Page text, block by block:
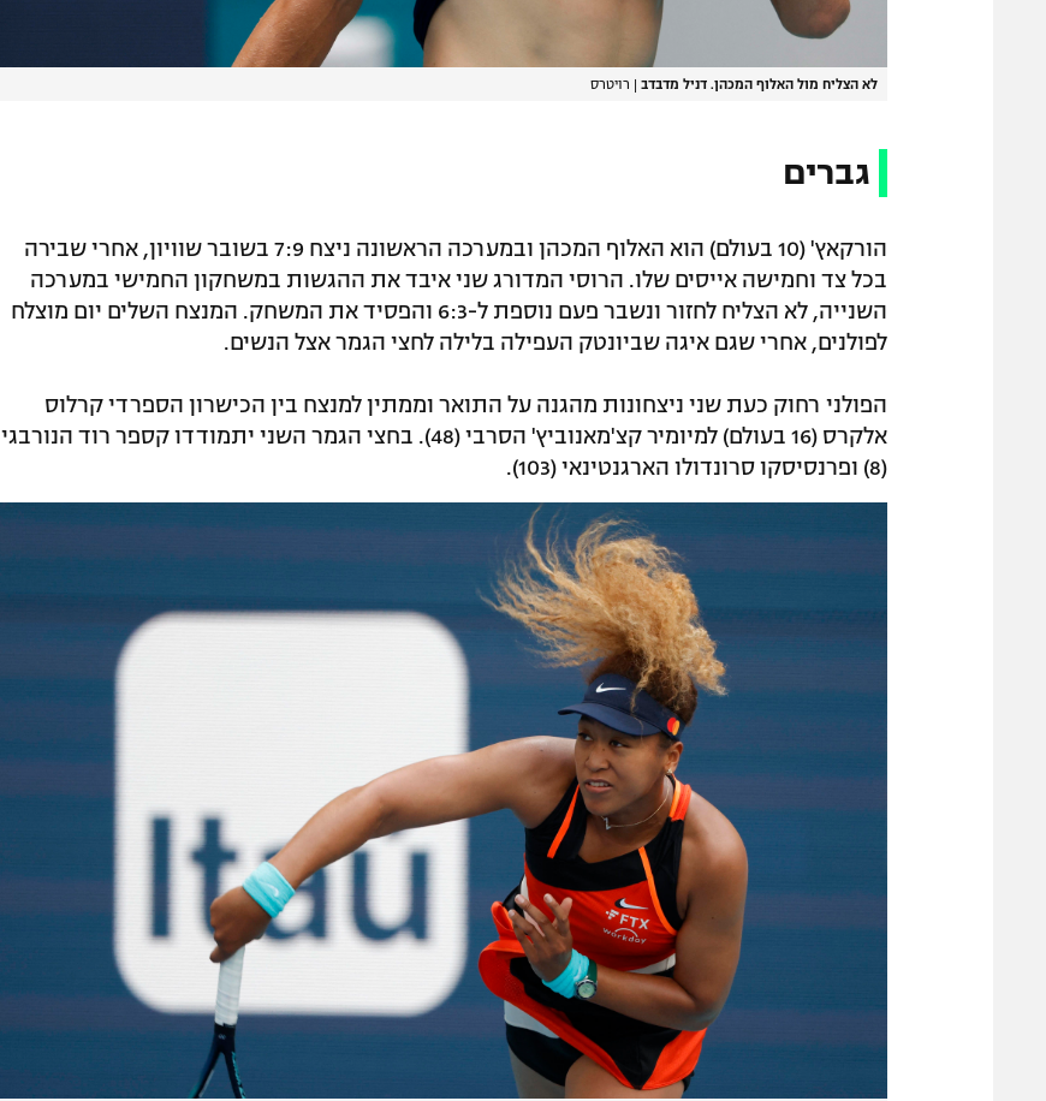
לא הצליח מול האלוף המכהן. דניל מדבדב רויטרס
גברים
הורקאץ' (10 בעולם) הוא האלוף המכהן ובמערכה הראשונה ניצח 7:9 בשובר שוויון, אחרי שבירה
בכל צד וחמישה אייסים שלו. הרוסי המדורג שני איבד את ההגשות במשחקון החמישי במערכה
השנייה, לא הצליח לחזור ונשבר פעם נוספת ל-6:3 והפסיד את המשחק. המנצח השלים יום מוצלח
לפולנים, אחרי שגם איגה שביונטק העפילה בלילה לחצי הגמר אצל הנשים.
הפולני רחוק כעת שני ניצחונות מהגנה על התואר וממתין למנצח בין הכישרון הספרדי קרלוס
אלקרס (16 בעולם) למיומיר קצ'מאנוביץ' הסרבי (48). בחצי הגמר השני יתמודדו קספר רוד הנורבגי
(8) ופרנסיסקו סרונדולו הארגנטינאי (103).